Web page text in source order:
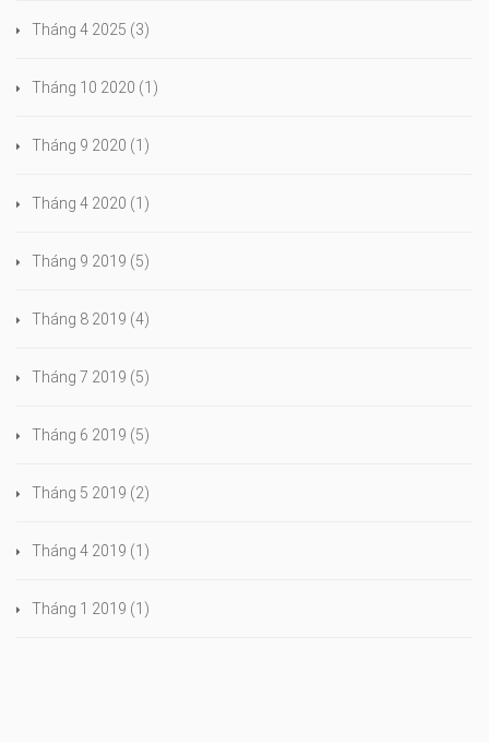
Tháng 4 2025 (3)
Tháng 10 2020 (1)
Tháng 9 2020 (1)
Tháng 4 2020 (1)
Tháng 9 2019 (5)
Tháng 8 2019 (4)
Tháng 7 2019 (5)
Tháng 6 2019 (5)
Tháng 5 2019 (2)
Tháng 4 2019 (1)
Tháng 1 2019 (1)